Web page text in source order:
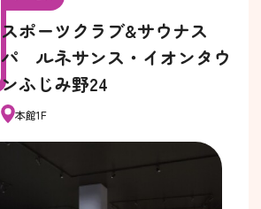
スポーツクラブ&サウナス
パ ルネサンス・イオンタウ
ンふじみ野24
本館1F